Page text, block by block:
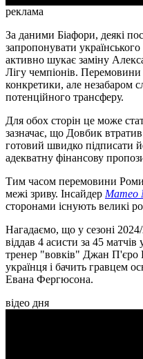
реклама
За даними Біафори, деякі
запропонувати
активно шукає заміну
Лігу чемпіонів.
конкретики, але незабаром
потенційного трансферу.
Для обох сторін це може
зазначає, що Довбик
готовий швидко підписати
адекватну фінансову
Тим часом перемовини Роми
межі зриву. Інсайдер Матео
сторонами існують великі
Нагадаємо, що у сезоні
віддав 4 асисти за 45
тренер "вовків" Джан П'єро
українця і бачить гравцем
Евана Фергюсона.
відео дня